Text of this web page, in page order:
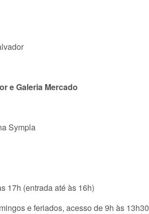
e Galeria Mercado
Sympla
17h (entrada até às 16h)
e feriados, acesso de 9h às 13h30